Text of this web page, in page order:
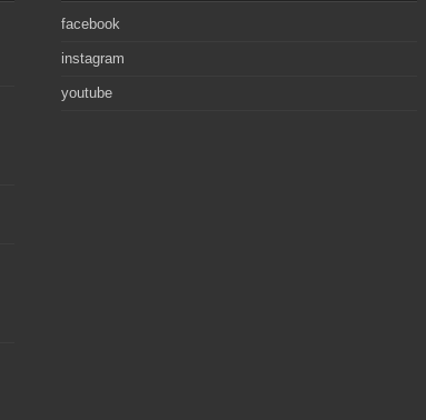
facebook
instagram
youtube